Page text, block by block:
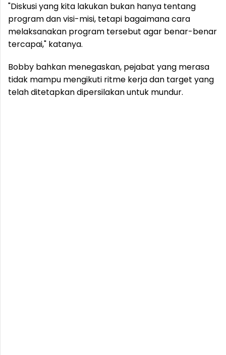
"Diskusi yang kita lakukan bukan hanya tentang
program dan visi-misi, tetapi bagaimana cara
melaksanakan program tersebut agar benar-benar
tercapai," katanya.
Bobby bahkan menegaskan, pejabat yang merasa
tidak mampu mengikuti ritme kerja dan target yang
telah ditetapkan dipersilakan untuk mundur.